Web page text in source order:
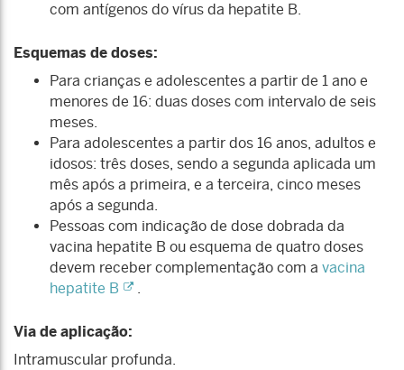
com antígenos do vírus da hepatite B.
Esquemas de doses:
Para crianças e adolescentes a partir de 1 ano e
menores de 16: duas doses com intervalo de seis
meses.
Para adolescentes a partir dos 16 anos, adultos e
idosos: três doses, sendo a segunda aplicada um
mês após a primeira, e a terceira, cinco meses
após a segunda.
Pessoas com indicação de dose dobrada da
vacina hepatite B ou esquema de quatro doses
devem receber complementação com a vacina
hepatite B
.
Via de aplicação:
Intramuscular profunda.